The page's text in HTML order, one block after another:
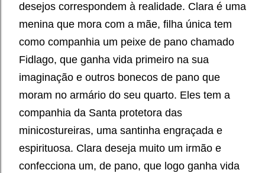
desejos correspondem à realidade. Clara é uma
menina que mora com a mãe, filha única tem
como companhia um peixe de pano chamado
Fidlago, que ganha vida primeiro na sua
imaginação e outros bonecos de pano que
moram no armário do seu quarto. Eles tem a
companhia da Santa protetora das
minicostureiras, uma santinha engraçada e
espirituosa. Clara deseja muito um irmão e
confecciona um, de pano, que logo ganha vida